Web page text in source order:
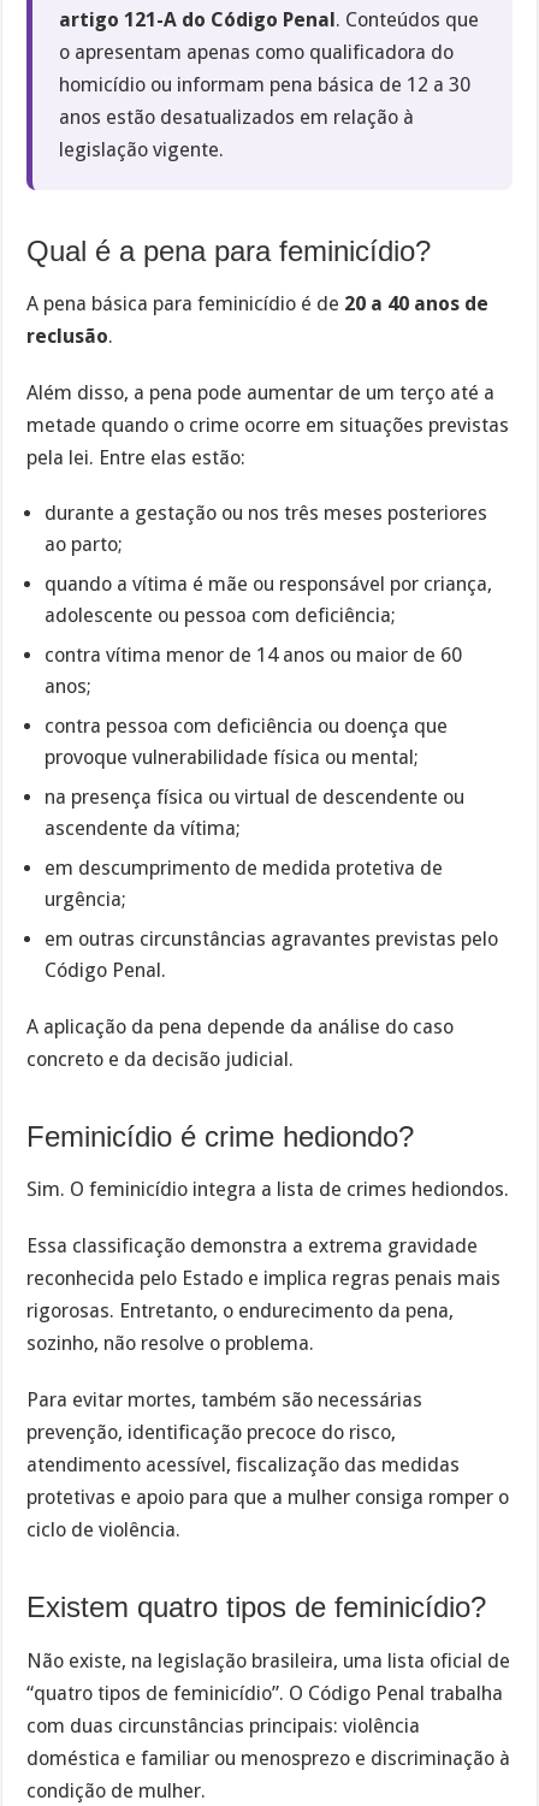
artigo 121-A do Código Penal. Conteúdos que
o apresentam apenas como qualificadora do
homicídio ou informam pena básica de 12 a 30
anos estão desatualizados em relação à
legislação vigente.
Qual é a pena para feminicídio?
A pena básica para feminicídio é de 20 a 40 anos de
reclusão.
Além disso, a pena pode aumentar de um terço até a
metade quando o crime ocorre em situações previstas
pela lei. Entre elas estão:
durante a gestação ou nos três meses posteriores
ao parto;
quando a vítima é mãe ou responsável por criança,
adolescente ou pessoa com deficiência;
contra vítima menor de 14 anos ou maior de 60
anos;
contra pessoa com deficiência ou doença que
provoque vulnerabilidade física ou mental;
na presença física ou virtual de descendente ou
ascendente da vítima;
em descumprimento de medida protetiva de
urgência;
em outras circunstâncias agravantes previstas pelo
Código Penal.
A aplicação da pena depende da análise do caso
concreto e da decisão judicial.
Feminicídio é crime hediondo?
Sim. O feminicídio integra a lista de crimes hediondos.
Essa classificação demonstra a extrema gravidade
reconhecida pelo Estado e implica regras penais mais
rigorosas. Entretanto, o endurecimento da pena,
sozinho, não resolve o problema.
Para evitar mortes, também são necessárias
prevenção, identificação precoce do risco,
atendimento acessível, fiscalização das medidas
protetivas e apoio para que a mulher consiga romper o
ciclo de violência.
Existem quatro tipos de feminicídio?
Não existe, na legislação brasileira, uma lista oficial de
“quatro tipos de feminicídio”. O Código Penal trabalha
com duas circunstâncias principais: violência
doméstica e familiar ou menosprezo e discriminação à
condição de mulher.